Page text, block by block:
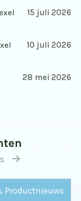
15 juli 2026
10 juli 2026
28 mei 2026
Productnieuws